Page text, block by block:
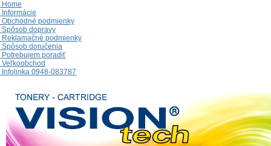
Home
Informácie
Obchodné podmienky
Spôsob dopravy
Reklamačné podmienky
Spôsob doručenia
Potrebujem poradiť
Veľkoobchod
Infolinka 0948-083787